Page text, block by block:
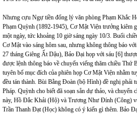
Nhưng cựu Ngự tiền đổng lý văn phòng Phạm Khắc
Phạm Quỳnh (1892-1945), Cơ Mật Viện trưởng kiêm
một ngày, tức khoảng 10 giờ sáng ngày 10/3. Buổi
Cơ Mật vào sáng hôm sau, nhưng không thông báo
27 tháng Giêng Ất Dậu), Bảo Đại họp với sáu [6]
được lệnh thông báo về chuyến viếng thăm chiều Thứ
tuyên bố mục đích của phiên họp Cơ Mật Viện nhằm
đều tán thành. Bùi Bằng Đoàn (bộ Hình) đề nghị phải
Pháp. Quỳnh cho biết đã soạn sẵn dự thảo, và
này, Hồ Đắc Khải (Hộ) và Trương Như Đính (Công)
Trần Thanh Đạt (Học) không có ý kiến gì thêm. Bảo